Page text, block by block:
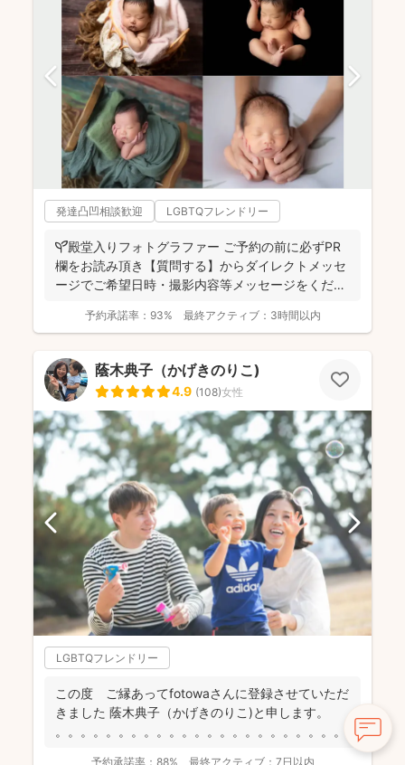
発達凸凹相談歓迎 LGBTQフレンドリー
🌱殿堂入りフォトグラファー ご予約の前に必ずPR
欄をお読み頂き【質問する】からダイレクトメッセ
ージでご希望日時・撮影内容等メッセージをくださ
予約承諾率： 93% 最終アクティブ： 3時間以内
蔭木典子（かげきのりこ)
4.9 (108)女性
LGBTQフレンドリー
この度 ご縁あってfotowaさんに登録させていただ
きました 蔭木典子（かげきのりこ)と申します。
。。。。。。。。。。。。。。。。。。。。。。。。。...
予約承諾率： 88% 最終アクティブ： 7日以内